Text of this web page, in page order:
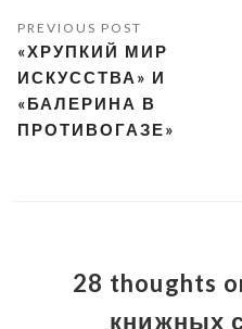
«ХРУПКИЙ МИР
ИСКУССТВА» И
«БАЛЕРИНА В
ПРОТИВОГАЗЕ»
28 thoughts
книжных